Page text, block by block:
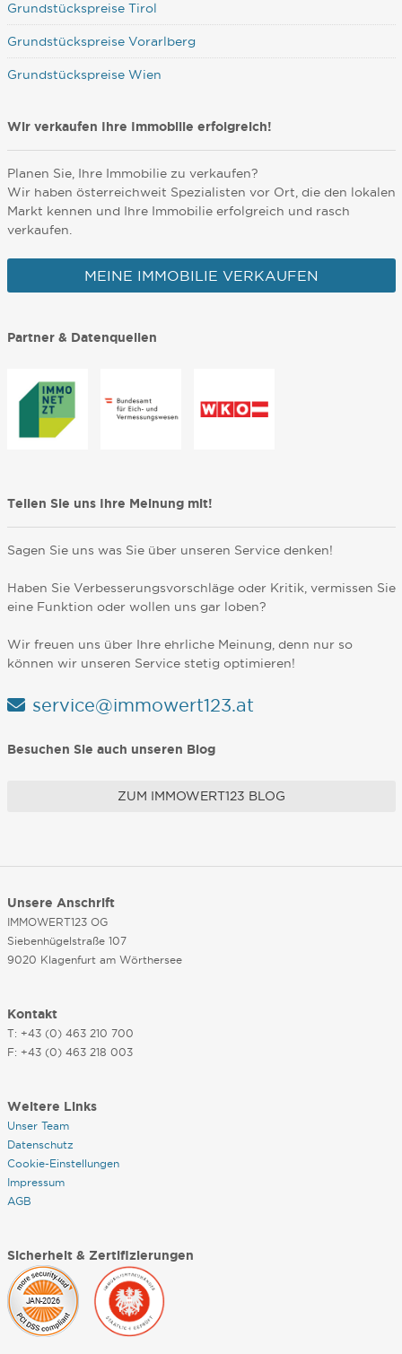
Grundstückspreise Tirol
Grundstückspreise Vorarlberg
Grundstückspreise Wien
Wir verkaufen Ihre Immobilie erfolgreich!
Planen Sie, Ihre Immobilie zu verkaufen?
Wir haben österreichweit Spezialisten vor Ort, die den lokalen
Markt kennen und Ihre Immobilie erfolgreich und rasch
verkaufen.
MEINE IMMOBILIE VERKAUFEN
Partner & Datenquellen
Teilen Sie uns Ihre Meinung mit!
Sagen Sie uns was Sie über unseren Service denken!
Haben Sie Verbesserungsvorschläge oder Kritik, vermissen Sie
eine Funktion oder wollen uns gar loben?
Wir freuen uns über Ihre ehrliche Meinung, denn nur so
können wir unseren Service stetig optimieren!
service@immowert123.at
Besuchen Sie auch unseren Blog
ZUM IMMOWERT123 BLOG
Unsere Anschrift
IMMOWERT123 OG
Siebenhügelstraße 107
9020 Klagenfurt am Wörthersee
Kontakt
T: +43 (0) 463 210 700
F: +43 (0) 463 218 003
Weitere Links
Unser Team
Datenschutz
Cookie-Einstellungen
Impressum
AGB
Sicherheit & Zertifizierungen